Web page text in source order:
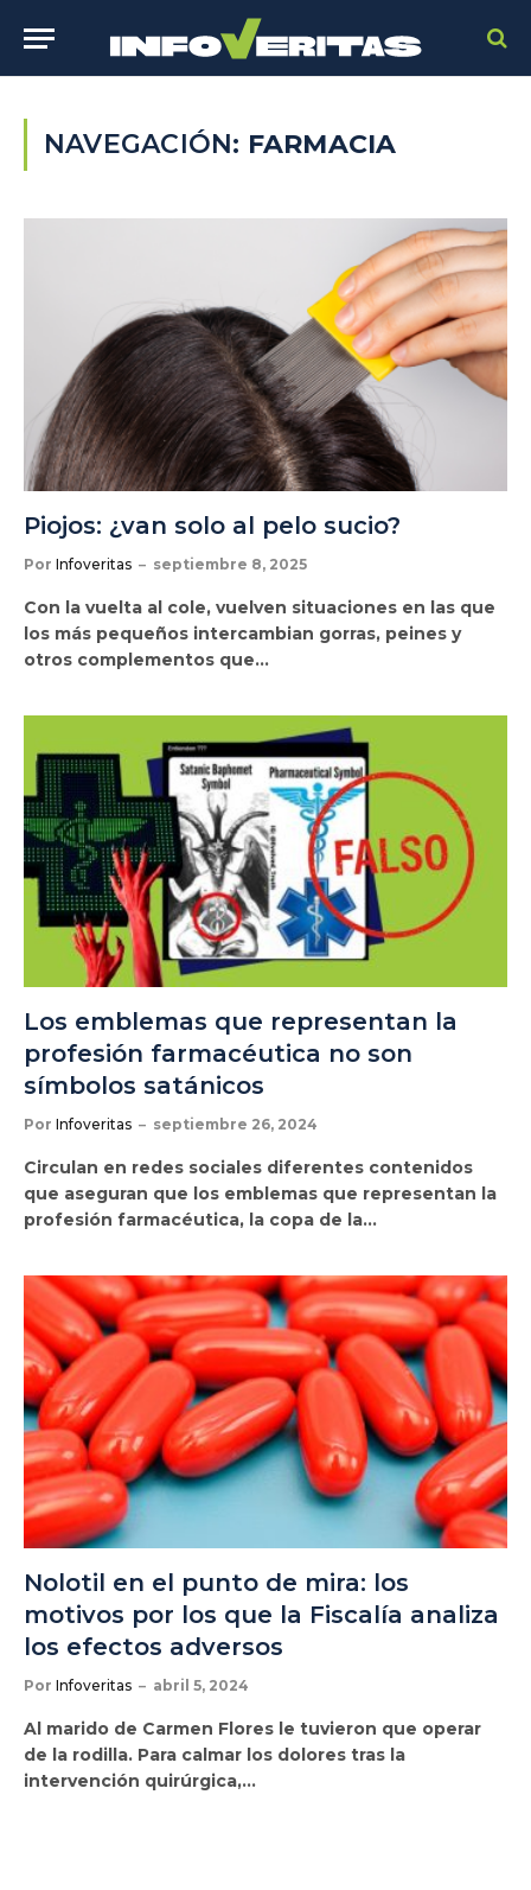
NAVEGACIÓN: FARMACIA
Piojos: ¿van solo al pelo sucio?
Por Infoveritas septiembre 8, 2025
Con la vuelta al cole, vuelven situaciones en las que
los más pequeños intercambian gorras, peines y
otros complementos que…
Los emblemas que representan la
profesión farmacéutica no son
símbolos satánicos
Por Infoveritas septiembre 26, 2024
Circulan en redes sociales diferentes contenidos
que aseguran que los emblemas que representan la
profesión farmacéutica, la copa de la…
Nolotil en el punto de mira: los
motivos por los que la Fiscalía analiza
los efectos adversos
Por Infoveritas abril 5, 2024
Al marido de Carmen Flores le tuvieron que operar
de la rodilla. Para calmar los dolores tras la
intervención quirúrgica,…